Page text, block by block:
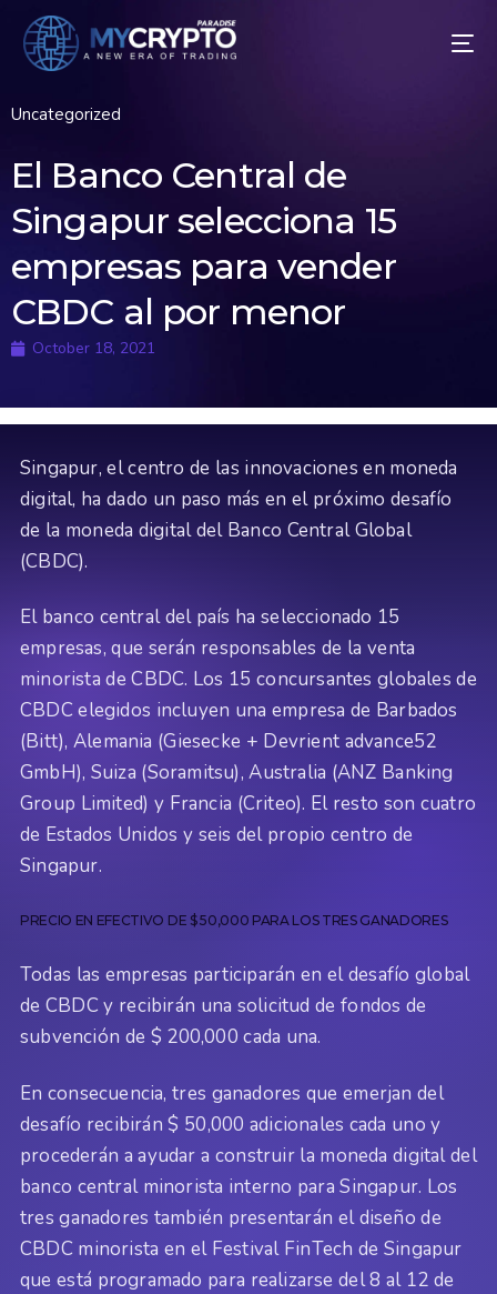
Uncategorized
El Banco Central de
Singapur selecciona 15
empresas para vender
CBDC al por menor
October 18, 2021
Singapur, el centro de las innovaciones en moneda
digital, ha dado un paso más en el próximo desafío
de la moneda digital del Banco Central Global
(CBDC).
El banco central del país ha seleccionado 15
empresas, que serán responsables de la venta
minorista de CBDC. Los 15 concursantes globales de
CBDC elegidos incluyen una empresa de Barbados
(Bitt), Alemania (Giesecke + Devrient advance52
GmbH), Suiza (Soramitsu), Australia (ANZ Banking
Group Limited) y Francia (Criteo). El resto son cuatro
de Estados Unidos y seis del propio centro de
Singapur.
PRECIO EN EFECTIVO DE $ 50,000 PARA LOS TRES GANADORES
Todas las empresas participarán en el desafío global
de CBDC y recibirán una solicitud de fondos de
subvención de $ 200,000 cada una.
En consecuencia, tres ganadores que emerjan del
desafío recibirán $ 50,000 adicionales cada uno y
procederán a ayudar a construir la moneda digital del
banco central minorista interno para Singapur. Los
tres ganadores también presentarán el diseño de
CBDC minorista en el Festival FinTech de Singapur
que está programado para realizarse del 8 al 12 de